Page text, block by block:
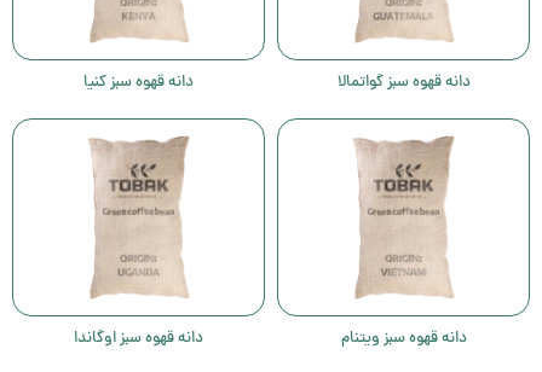
دانه قهوه سبز گواتمالا دانه قهوه سبز کنیا
دانه قهوه سبز ویتنام دانه قهوه سبز اوگاندا